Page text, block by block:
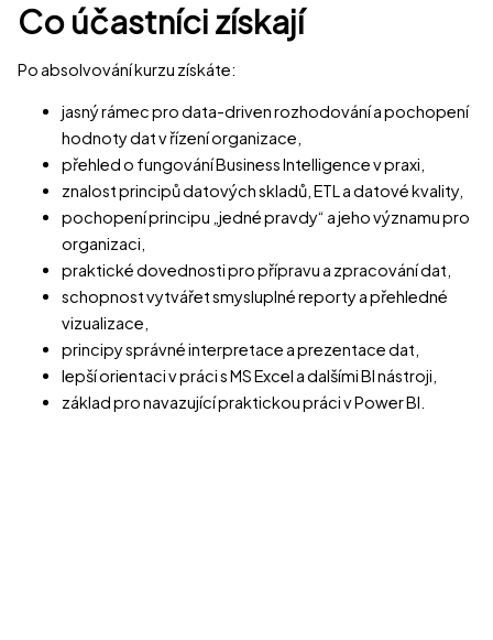
Co účastníci získají
Po absolvování kurzu získáte:
jasný rámec pro data-driven rozhodování a pochopení
hodnoty dat v řízení organizace,
přehled o fungování Business Intelligence v praxi,
znalost principů datových skladů, ETL a datové kvality,
pochopení principu „jedné pravdy“ a jeho významu pro
organizaci,
praktické dovednosti pro přípravu a zpracování dat,
schopnost vytvářet smysluplné reporty a přehledné
vizualizace,
principy správné interpretace a prezentace dat,
lepší orientaci v práci s MS Excel a dalšími BI nástroji,
základ pro navazující praktickou práci v Power BI.